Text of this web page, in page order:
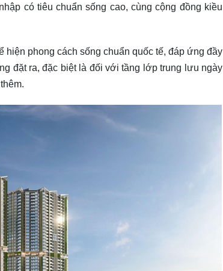
có tiêu chuẩn sống cao, cùng cộng đồng kiều
hiện phong cách sống chuẩn quốc tế, đáp ứng đầy
đặt ra, đặc biệt là đối với tầng lớp trung lưu ngày